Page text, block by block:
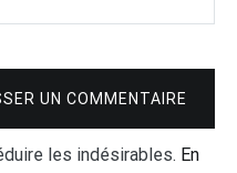
UN COMMENTAIRE
les indésirables. En